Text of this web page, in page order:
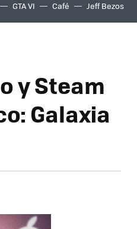
GTA VI Café Jeff Bezos
y Steam
Galaxia